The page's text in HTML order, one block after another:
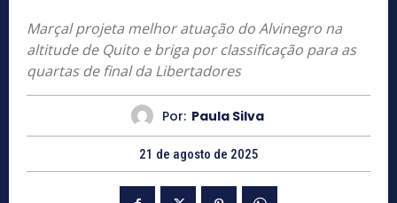
Marçal projeta melhor atuação do Alvinegro na
altitude de Quito e briga por classificação para as
quartas de final da Libertadores
Por: Paula Silva
21 de agosto de 2025